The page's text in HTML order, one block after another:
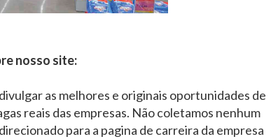
nosso site:
as melhores e originais oportunidades de
reais das empresas. Não coletamos nenhum
para a pagina de carreira da empresa